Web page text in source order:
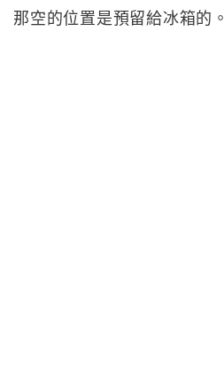
那空的位置是預留給冰箱的。